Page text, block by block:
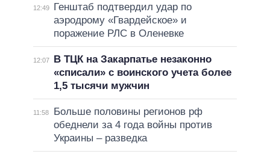
12:49
Генштаб подтвердил удар по
аэродрому «Гвардейское» и
поражение РЛС в Оленевке
12:07
В ТЦК на Закарпатье незаконно
«списали» с воинского учета более
1,5 тысячи мужчин
11:58
Больше половины регионов рф
обеднели за 4 года войны против
Украины – разведка